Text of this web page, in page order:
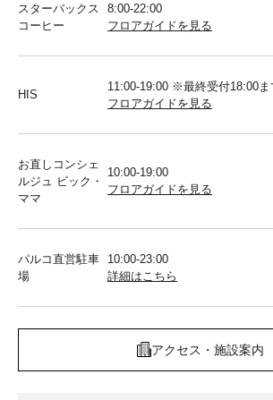
スターバックス
コーヒー
8:00-22:00
フロアガイドを見る
HIS
11:00-19:00 ※最終受付18:00ま
フロアガイドを見る
お直しコンシェ
ルジュ ビック・
ママ
10:00-19:00
フロアガイドを見る
パルコ直営駐車
場
10:00-23:00
詳細はこちら
アクセス・施設案内